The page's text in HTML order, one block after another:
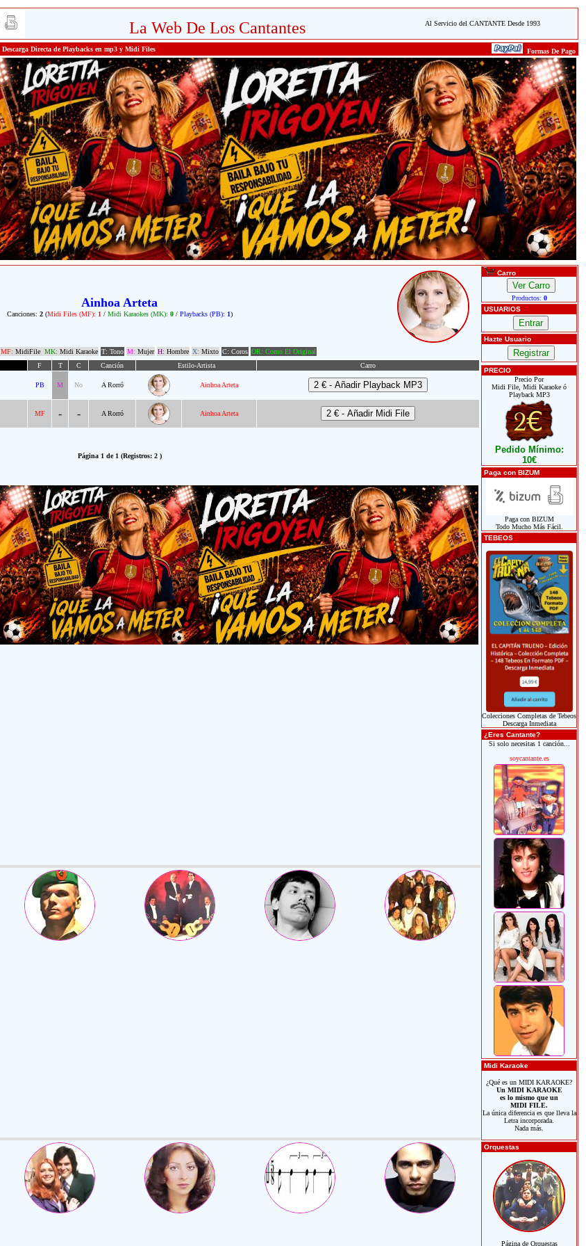
La Web De Los Cantantes Al Servicio del CANTANTE Desde 1993
Descarga Directa de Playbacks en mp3 y Midi Files Formas De Pago
Ainhoa Arteta
Canciones: 2(Midi Files (MF): 1 /Midi Karaokes (MK): 0/ Playbacks (PB): 1)
MF: MidiFile MK: Midi Karaoke T: Tono M: Mujer H: Hombre X: Mixto C: Coros OR: Como El Original
F T C Canción Estilo-Artista Carro
PB M No A Rorró Ainhoa Arteta
MF - - A Rorró Ainhoa Arteta
Página 1 de 1 (Registros: 2 )
Carro
Productos: 0
USUARIOS
Hazte Usuario
PRECIO
Precio Por
Midi File, Midi Karaoke ó
Playback MP3
Pedido Mínimo:
10€
Paga con BIZUM
Paga con BIZUM
Todo Mucho Más Fácil.
TEBEOS
Colecciones Completas de Tebeos
Descarga Inmediata
¿Eres Cantante?
Si solo necesitas 1 canción...
soycantante.es
Midi Karaoke
¿Qué es un MIDI KARAOKE?
Un MIDI KARAOKE
es lo mismo que un
MIDI FILE.
La única diferencia es que lleva la
Letra incorporada.
Nada más.
Orquestas
Página de Orquestas